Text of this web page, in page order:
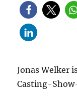
Jonas Welker
Casting-